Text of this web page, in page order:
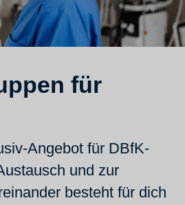
für
Angebot für DBfK-
und zur
besteht für dich